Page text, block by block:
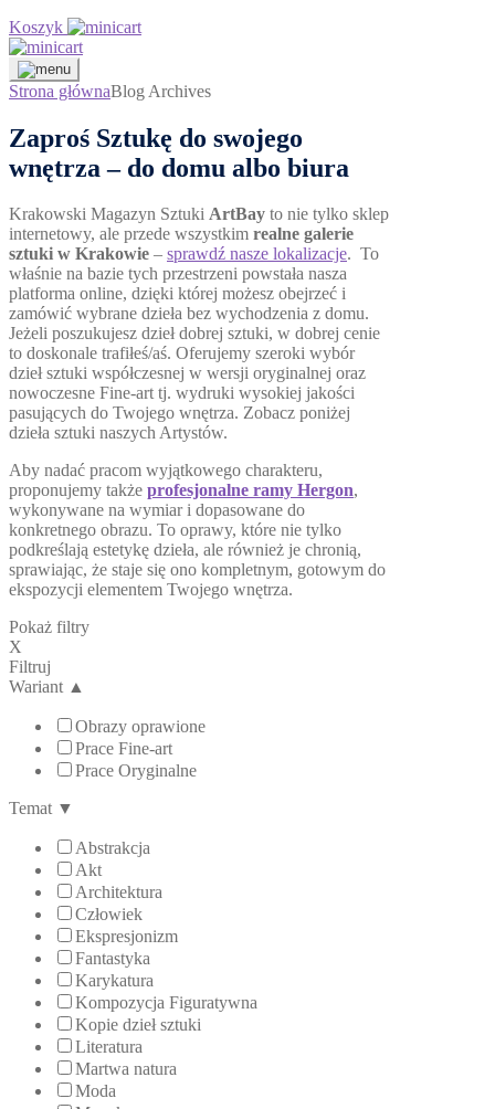
Koszyk
Strona głównaBlog Archives
Zaproś Sztukę do swojego
wnętrza – do domu albo biura
Krakowski Magazyn Sztuki ArtBay to nie tylko sklep
internetowy, ale przede wszystkim realne galerie
sztuki w Krakowie – sprawdź nasze lokalizacje. To
właśnie na bazie tych przestrzeni powstała nasza
platforma online, dzięki której możesz obejrzeć i
zamówić wybrane dzieła bez wychodzenia z domu.
Jeżeli poszukujesz dzieł dobrej sztuki, w dobrej cenie
to doskonale trafiłeś/aś. Oferujemy szeroki wybór
dzieł sztuki współczesnej w wersji oryginalnej oraz
nowoczesne Fine-art tj. wydruki wysokiej jakości
pasujących do Twojego wnętrza. Zobacz poniżej
dzieła sztuki naszych Artystów.
Aby nadać pracom wyjątkowego charakteru,
proponujemy także profesjonalne ramy Hergon,
wykonywane na wymiar i dopasowane do
konkretnego obrazu. To oprawy, które nie tylko
podkreślają estetykę dzieła, ale również je chronią,
sprawiając, że staje się ono kompletnym, gotowym do
ekspozycji elementem Twojego wnętrza.
Pokaż filtry
X
Filtruj
Wariant ▲
Obrazy oprawione
Prace Fine-art
Prace Oryginalne
Temat ▼
Abstrakcja
Akt
Architektura
Człowiek
Ekspresjonizm
Fantastyka
Karykatura
Kompozycja Figuratywna
Kopie dzieł sztuki
Literatura
Martwa natura
Moda